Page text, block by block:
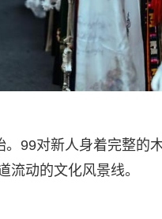
。99对新人身着完整
流动的文化风景线。